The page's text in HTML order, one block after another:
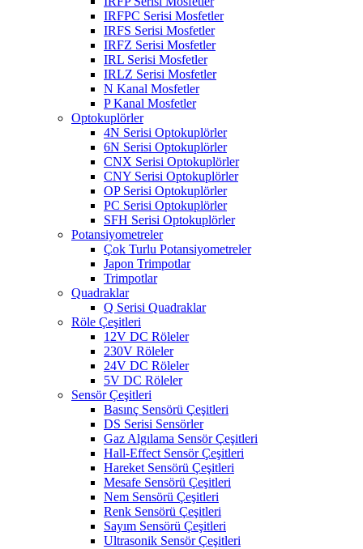
IRFPC Serisi Mosfetler
IRFS Serisi Mosfetler
IRFZ Serisi Mosfetler
IRL Serisi Mosfetler
IRLZ Serisi Mosfetler
N Kanal Mosfetler
P Kanal Mosfetler
Optokuplörler
4N Serisi Optokuplörler
6N Serisi Optokuplörler
CNX Serisi Optokuplörler
CNY Serisi Optokuplörler
OP Serisi Optokuplörler
PC Serisi Optokuplörler
SFH Serisi Optokuplörler
Potansiyometreler
Çok Turlu Potansiyometreler
Japon Trimpotlar
Trimpotlar
Quadraklar
Q Serisi Quadraklar
Röle Çeşitleri
12V DC Röleler
230V Röleler
24V DC Röleler
5V DC Röleler
Sensör Çeşitleri
Basınç Sensörü Çeşitleri
DS Serisi Sensörler
Gaz Algılama Sensör Çeşitleri
Hall-Effect Sensör Çeşitleri
Hareket Sensörü Çeşitleri
Mesafe Sensörü Çeşitleri
Nem Sensörü Çeşitleri
Renk Sensörü Çeşitleri
Sayım Sensörü Çeşitleri
Ultrasonik Sensör Çeşitleri